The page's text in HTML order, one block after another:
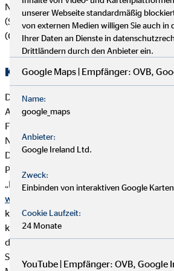
Nachhaltigkeitsaspekten wie Umwelt
(Social) und verantwortungsvolle
(Governance):
Kooperierende
Die OVB Vermögensberatung AG
Anbietern von
Finanzanlageprodukten zusammen, die
Nachhaltigkeitsaspekte in die
Die OVB Vermögensberatung AG und
Produktpartner der OVB haben sich der
„Nachhaltigkeit in der
www.branchen-initiative.de
konforme Kapitalanlagen in der
konzipieren (ESG = environmental,
d.h. Versicherungsanlageprodukte, die
Sozial- und Arbeitnehmerbelange
unserer Webseite standardmäßig
von externen Medien willigen Sie auch
Ihrer Daten an Dienste in
Drittländern durch den Anbieter ein.
Google Maps | Empfänger: OVB,
Name:
google_maps
Anbieter:
Google Ireland Ltd.
Zweck:
Einbinden von interaktiven Google Karten
Cookie Laufzeit:
24 Monate
YouTube | Empfänger: OVB, Google